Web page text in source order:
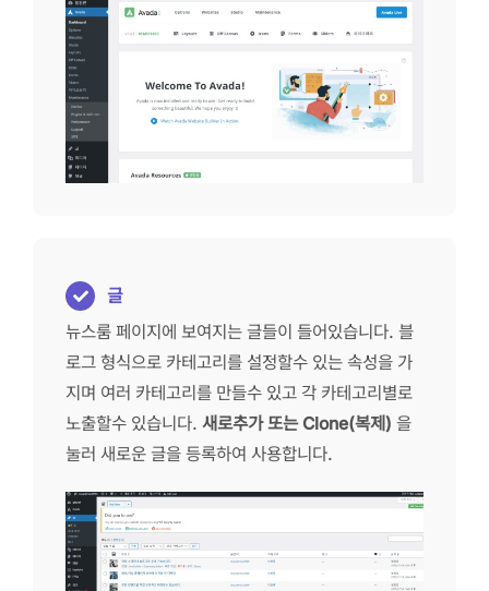
글
뉴스룸 페이지에 보여지는 글들이 들어있습니다. 블
로그 형식으로 카테고리를 설정할수 있는 속성을 가
지며 여러 카테고리를 만들수 있고 각 카테고리별로
노출할수 있습니다. 새로추가 또는 Clone(복제) 을
눌러 새로운 글을 등록하여 사용합니다.